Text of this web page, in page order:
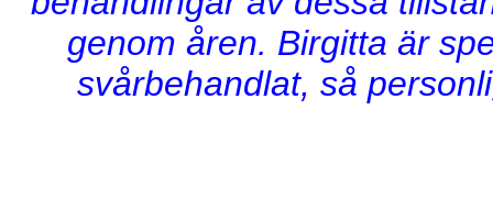
genom åren. Birgitta är
svårbehandlat, så